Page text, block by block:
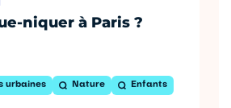
niquer à Paris ?
urbaines Nature Enfants